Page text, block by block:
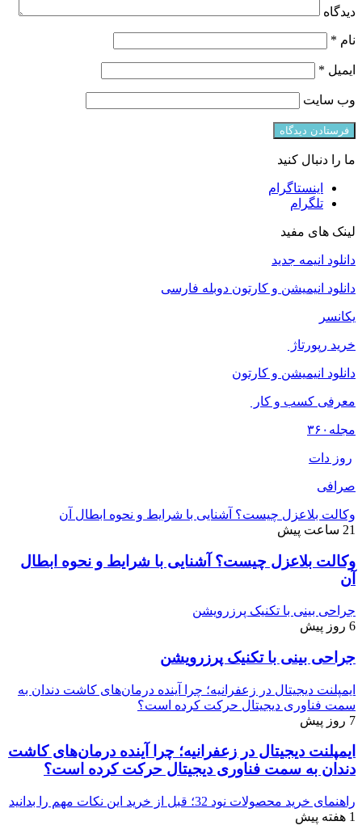
دیدگاه
نام *
ایمیل *
وب‌ سایت
ما را دنبال کنید
اینستاگرام
تلگرام
لینک های مفید
دانلود انیمه جدید
دانلود انیمیشن و کارتون دوبله فارسی
یکانسر
خرید رپورتاژ
دانلود انیمیشن و کارتون
معرفی کسب و کار
مجله ۳۶۰
روز دات
صرافی
وکالت بلاعزل چیست؟ آشنایی با شرایط و نحوه ابطال آن
21 ساعت پیش
وکالت بلاعزل چیست؟ آشنایی با شرایط و نحوه ابطال
آن
جراحی بینی با تکنیک پرزرویشن
6 روز پیش
جراحی بینی با تکنیک پرزرویشن
ایمپلنت دیجیتال در زعفرانیه؛ چرا آینده درمان‌های کاشت دندان به
سمت فناوری دیجیتال حرکت کرده است؟
7 روز پیش
ایمپلنت دیجیتال در زعفرانیه؛ چرا آینده درمان‌های کاشت
دندان به سمت فناوری دیجیتال حرکت کرده است؟
راهنمای خرید محصولات نود 32؛ قبل از خرید این نکات مهم را بدانید
1 هفته پیش